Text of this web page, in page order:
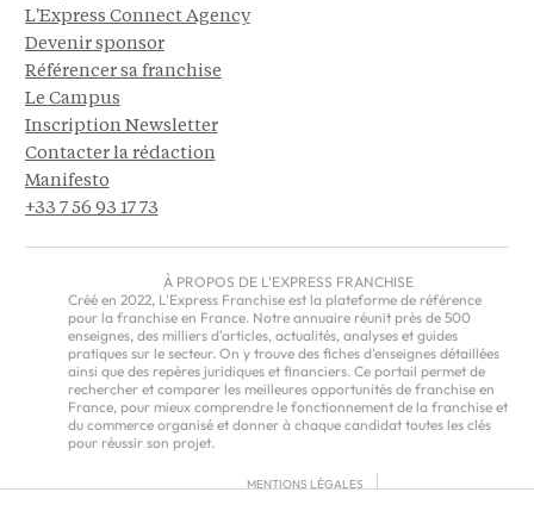
L'Express Connect Agency
Devenir sponsor
Référencer sa franchise
Le Campus
Inscription Newsletter
Contacter la rédaction
Manifesto
+33 7 56 93 17 73
À PROPOS DE L'EXPRESS FRANCHISE
Créé en 2022, L'Express Franchise est la plateforme de référence
pour la franchise en France. Notre annuaire réunit près de 500
enseignes, des milliers d'articles, actualités, analyses et guides
pratiques sur le secteur. On y trouve des fiches d'enseignes détaillées
ainsi que des repères juridiques et financiers. Ce portail permet de
rechercher et comparer les meilleures opportunités de franchise en
France, pour mieux comprendre le fonctionnement de la franchise et
du commerce organisé et donner à chaque candidat toutes les clés
pour réussir son projet.
MENTIONS LÉGALES